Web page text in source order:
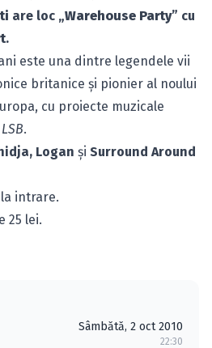
are loc „Warehouse Party” cu
.
este una dintre legendele vii
britanice şi pionier al noului
cu proiecte muzicale
LSB.
Logan şi Surround Around
intrare.
25 lei.
Sâmbătă, 2 oct 2010
22:30